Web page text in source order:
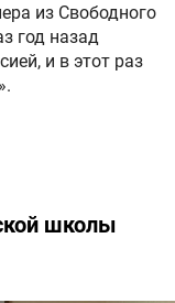
из Свободного
год назад
и в этот раз
школы